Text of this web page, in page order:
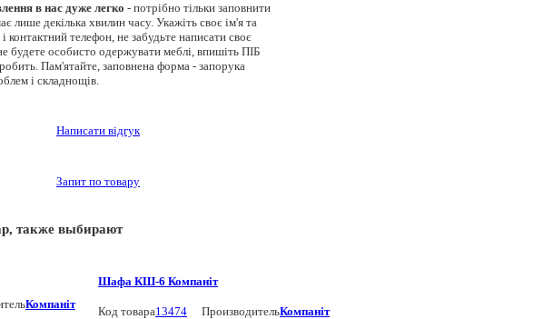
в нас дуже легко - потрібно тільки заповнити
лише декілька хвилин часу. Укажіть своє ім'я та
контактний телефон, не забудьте написати своє
будете особисто одержувати меблі, впишіть ПІБ
Пам'ятайте, заповнена форма - запорука
і складнощів.
Написати відгук
Запит по товару
также выбирают
Компаніт
Шафа КШ-6 Компаніт
Код товара13474 ПроизводительКомпаніт